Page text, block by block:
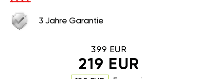
3 Jahre Garantie
399 EUR
219 EUR